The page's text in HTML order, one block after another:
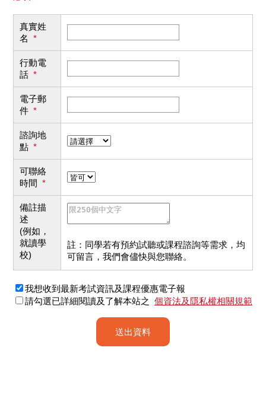
真實姓
名 *
行動電
話 *
電子郵
件 *
諮詢地
點 *
可聯絡
時間 *
備註描
述
(例如，
就讀學
校)
註：同學若有預約試聽或課程諮詢等需求，均
可留言，我們會儘快與您聯絡。
我想收到最新考試資訊及課程優惠電子報
請勾選已詳細閱讀及了解本站之 個資法及隱私權相關規範
送出資料